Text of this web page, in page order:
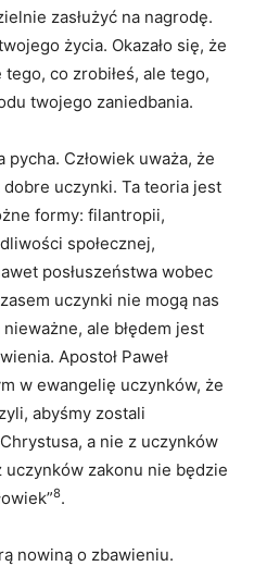
zasłużyć na nagrodę.
życia. Okazało się, że
co zrobiłeś, ale tego,
twojego zaniedbania.
pycha. Człowiek uważa, że
uczynki. Ta teoria jest
formy: filantropii,
społecznej,
posłuszeństwa wobec
uczynki nie mogą nas
ale błędem jest
Apostoł Paweł
w ewangelię uczynków, że
abyśmy zostali
a nie z uczynków
zakonu nie będzie
8.
nowiną o zbawieniu.